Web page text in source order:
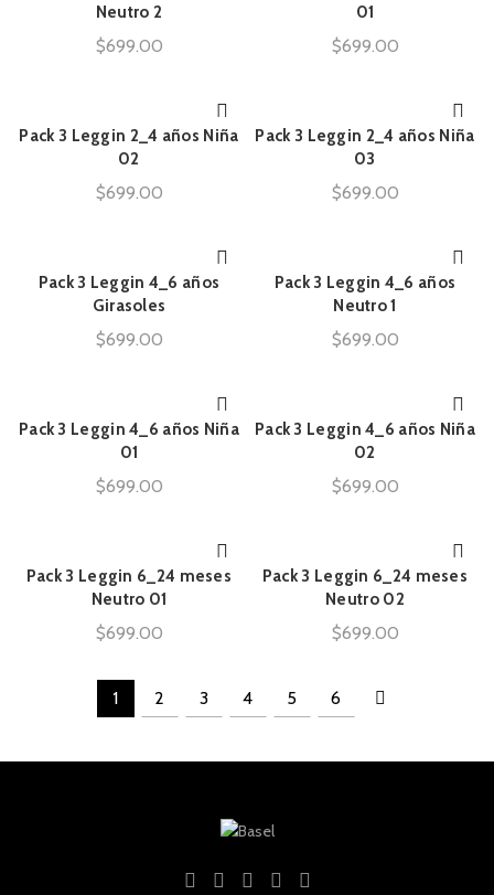
Neutro 2
$699.00
01
$699.00
AÑADIR AL CARRITO
Pack 3 Leggin 2_4 años Niña
02
$699.00
AÑADIR AL CARRITO
Pack 3 Leggin 2_4 años Niña
03
$699.00
AÑADIR AL CARRITO
Pack 3 Leggin 4_6 años
Girasoles
$699.00
AÑADIR AL CARRITO
Pack 3 Leggin 4_6 años
Neutro 1
$699.00
AÑADIR AL CARRITO
Pack 3 Leggin 4_6 años Niña
01
$699.00
AÑADIR AL CARRITO
Pack 3 Leggin 4_6 años Niña
02
$699.00
AÑADIR AL CARRITO
Pack 3 Leggin 6_24 meses
Neutro 01
$699.00
AÑADIR AL CARRITO
Pack 3 Leggin 6_24 meses
Neutro 02
$699.00
1 2 3 4 5 6